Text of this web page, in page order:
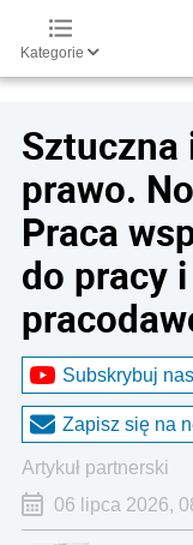
Kategorie
prawo.
Praca
do pracy
Subskrybuj
Zapisz się na
artykuł partnerski
06 lipca 2026,